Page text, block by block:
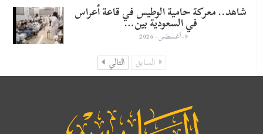
شاهد.. معركة حامية الوطيس في قاعة أعراس
في السعودية بين…
9-أغسطس- 2026
السابق التالي